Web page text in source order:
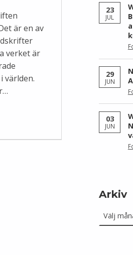
är en av
verket är
världen.
23
JUL
29
JUN
03
JUN
Arkiv